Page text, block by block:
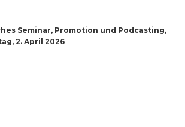
Seminar, Promotion und Podcasting,
2. April 2026